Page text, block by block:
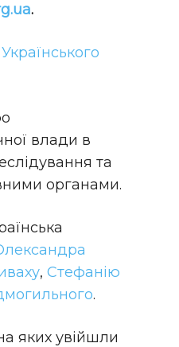
.
влади в
та
органами.
, Стефанію
.
яких увійшли